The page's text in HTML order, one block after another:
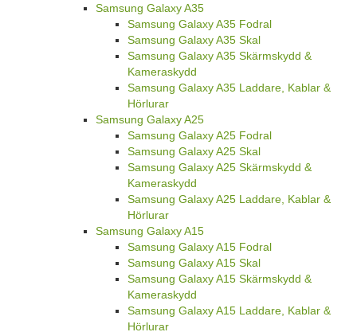
Samsung Galaxy A35
Samsung Galaxy A35 Fodral
Samsung Galaxy A35 Skal
Samsung Galaxy A35 Skärmskydd &
Kameraskydd
Samsung Galaxy A35 Laddare, Kablar &
Hörlurar
Samsung Galaxy A25
Samsung Galaxy A25 Fodral
Samsung Galaxy A25 Skal
Samsung Galaxy A25 Skärmskydd &
Kameraskydd
Samsung Galaxy A25 Laddare, Kablar &
Hörlurar
Samsung Galaxy A15
Samsung Galaxy A15 Fodral
Samsung Galaxy A15 Skal
Samsung Galaxy A15 Skärmskydd &
Kameraskydd
Samsung Galaxy A15 Laddare, Kablar &
Hörlurar